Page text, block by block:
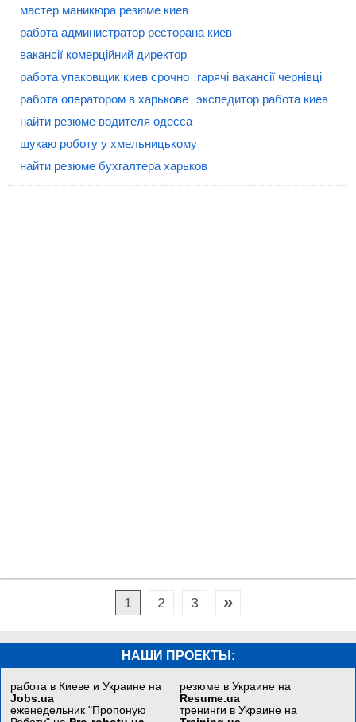
мастер маникюра резюме киев
работа администратор ресторана киев
вакансії комерційний директор
работа упаковщик киев срочно
гарячі вакансії чернівці
работа оператором в харькове экспедитор работа киев
найти резюме водителя одесса
шукаю роботу у хмельницькому
найти резюме бухгалтера харьков
1 2 3 »
НАШИ ПРОЕКТЫ:
работа в Киеве и Украине на
Jobs.ua
еженедельник "Пропоную
резюме в Украине на
Resume.ua
тренинги в Украине на